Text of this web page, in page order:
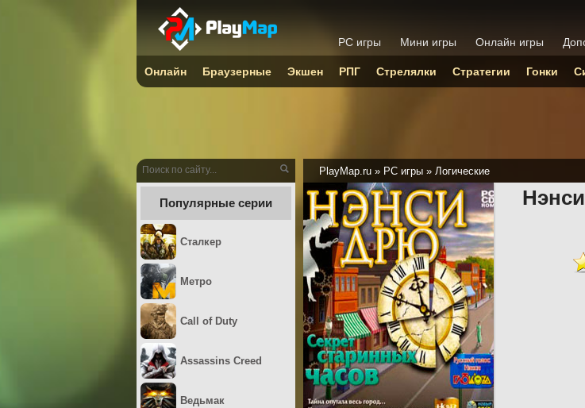
PlayMap.ru » PC игры » Логические
Популярные серии
Сталкер
Метро
Call of Duty
Assassins Creed
Ведьмак
PC игры Мини игры Онлайн игры
Онлайн Браузерные Экшен РПГ Стрелялки Стратегии Гонки